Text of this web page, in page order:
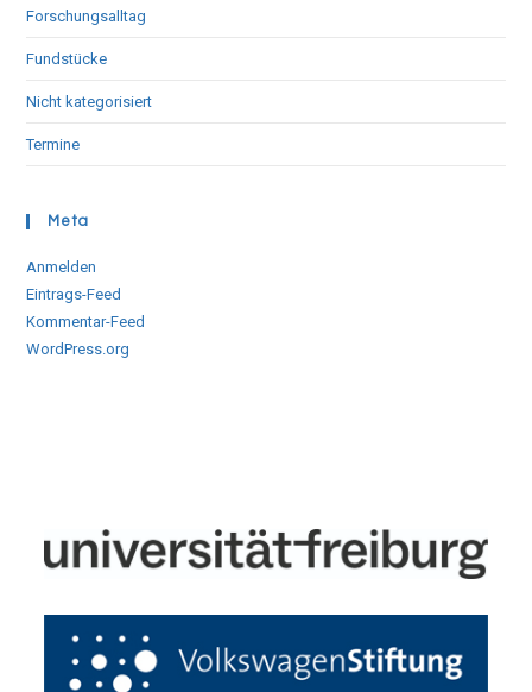
Forschungsalltag
Fundstücke
Nicht kategorisiert
Termine
Meta
Anmelden
Eintrags-Feed
Kommentar-Feed
WordPress.org